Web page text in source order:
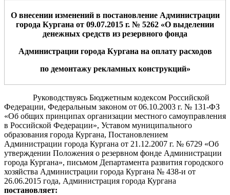
О внесении изменений в постановление Администрации
города Кургана от 09.07.2015 г. № 5262 «О выделении
денежных средств из резервного фонда
Администрации города Кургана на оплату расходов
по демонтажу рекламных конструкций»
Руководствуясь Бюджетным кодексом Российской
Федерации, Федеральным законом от 06.10.2003 г. № 131-ФЗ
«Об общих принципах организации местного самоуправления
в Российской Федерации», Уставом муниципального
образования города Кургана, Постановлением
Администрации города Кургана от 21.12.2007 г. № 6729 «Об
утверждении Положения о резервном фонде Администрации
города Кургана», письмом Департамента развития городского
хозяйства Администрации города Кургана № 438-и от
26.06.2015 года, Администрация города Кургана
постановляет: